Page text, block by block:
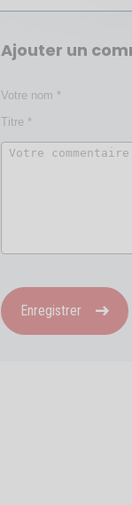
Ajouter un
Enregistrer